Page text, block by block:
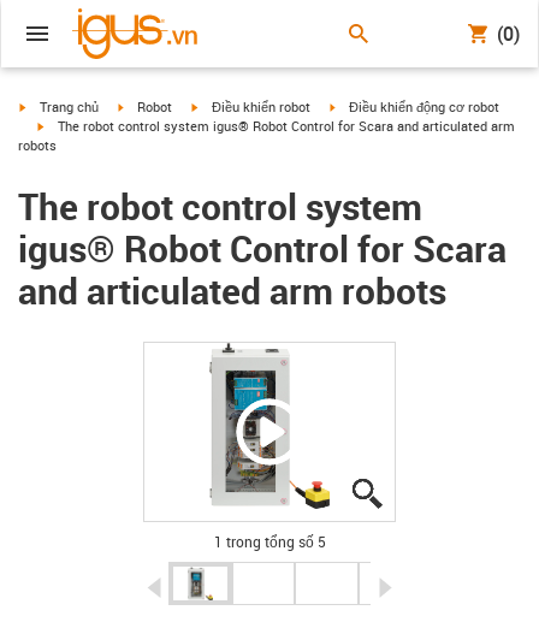
(0)
igus-icon-arrow-right
Trang chủ igus-icon-arrow-right
Robot igus-icon-arrow-right
Điều khiển robot igus-icon-arrow-right
Điều khiển động cơ robot
igus-icon-arrow-right
The robot control system igus® Robot Control for Scara and articulated arm
robots
The robot control system
igus® Robot Control for Scara
and articulated arm robots
1 trong tổng số 5
igus-icon-arrow-left